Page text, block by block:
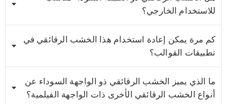
للاستخدام الخارجي؟
كم مرة يمكن إعادة استخدام هذا الخشب الرقائقي في
تطبيقات القوالب؟
ما الذي يميز الخشب الرقائقي ذو الواجهة السوداء عن
أنواع الخشب الرقائقي الأخرى ذات الواجهة الفيلمية؟